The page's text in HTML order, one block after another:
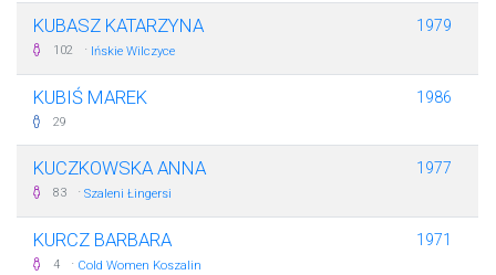
KUBASZ KATARZYNA
102 · Ińskie Wilczyce
1979
KUBIŚ MAREK
29
1986
KUCZKOWSKA ANNA
83 · Szaleni Łingersi
1977
KURCZ BARBARA
4 · Cold Women Koszalin
1971